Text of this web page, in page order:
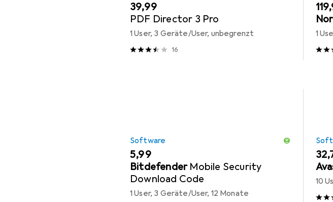
EUR
39,99
PDF Director 3 Pro
1 User, 3 Geräte/User, unbegrenzt
16
1
Software
EUR
5,99
Bitdefender Mobile Security
Download Code
1 User, 3 Geräte/User, 12 Monate
10